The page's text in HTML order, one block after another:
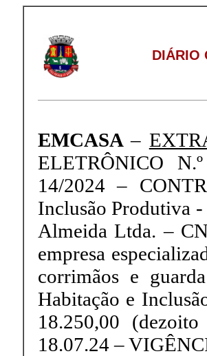
DIÁRIO
EMCASA–
ELETRÔNICO
14/2024 –
Inclusão Produtiva
Almeida Ltda. –
empresa
corrimãos e
Habitação e
18.250,00
18.07.24 –